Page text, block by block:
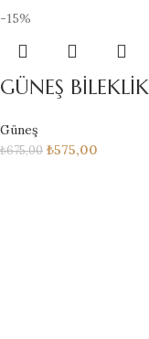
-15%
GÜNEŞ
Güneş
₺675,00 ₺575,00